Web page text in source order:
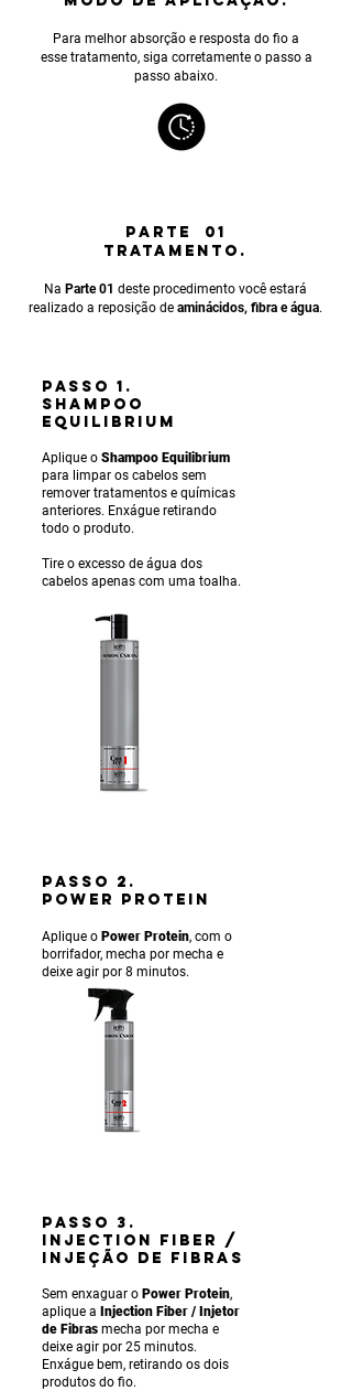
Para melhor absorção e resposta do fio a
esse tratamento, siga corretamente o passo a
passo abaixo.
PARTE 01
TRATAMENTO.
Na Parte 01 deste procedimento você estará
realizado a reposição de aminácidos, fibra e água.
PASSO 1.
SHAMPOO
EQUILIBRIUM
Aplique o Shampoo Equilibrium
para limpar os cabelos sem
remover tratamentos e químicas
anteriores. Enxágue retirando
todo o produto.
Tire o excesso de água dos
cabelos apenas com uma toalha.
PASSO 2.
POWER PROTEIN
Aplique o Power Protein, com o
borrifador, mecha por mecha e
deixe agir por 8 minutos.
PASSO 3.
INJECTION FIBER /
INJEÇÃO DE FIBRAS
Sem enxaguar o Power Protein,
aplique a Injection Fiber / Injetor
de Fibras mecha por mecha e
deixe agir por 25 minutos.
Enxágue bem, retirando os dois
produtos do fio.